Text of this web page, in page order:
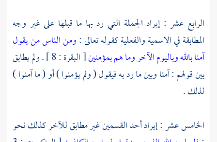
الرابع عشر : إيراد الجملة التي رد بها ما قبلها على غير وجه
المطابقة في الاسمية والفعلية كقوله تعالى :ومن الناس من يقول
آمنا بالله وباليوم الآخر وما هم بمؤمنين
[ البقرة : 8 ] . ولم يطابق
بين قولهم : آمنا وبين ما رد به فيقول ( ولم يؤمنوا ) أو ( ما آمنوا )
لذلك .
الخامس عشر : إيراد أحد القسمين غير مطابق للآخر كذلك نحو